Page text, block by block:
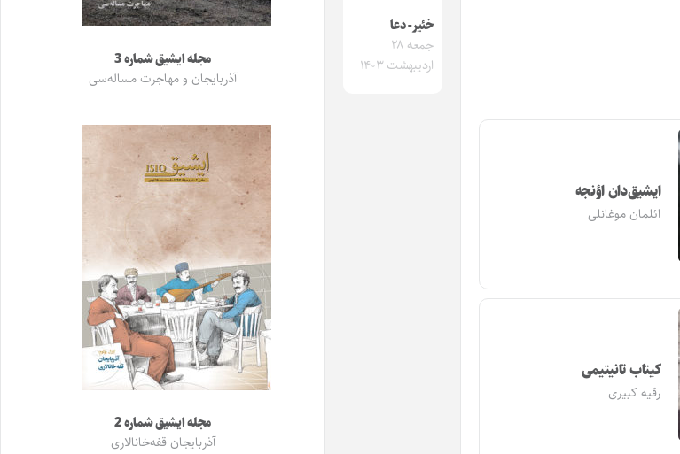
ایشیق‌دان اؤنجه
ائلمان موغانلی
کیتاب تانیتیمی
رقیه کبیری
خئیر- دعا
جمعه ۲۸
اردیبهشت ۱۴۰۳
مجله ایشیق شماره 3
آذربایجان و مهاجرت مساله‌سی
مجله ایشیق شماره 2
آذربایجان قفه‌خانالاری